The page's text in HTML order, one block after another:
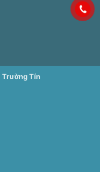
Trường Tín